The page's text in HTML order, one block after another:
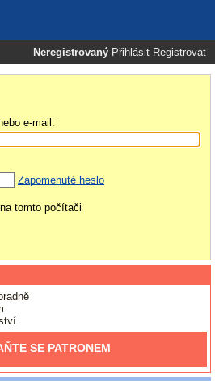
Neregistrovaný Přihlásit Registrovat
e-mail:
Zapomenuté heslo
tomto počítači
SE PATRONEM